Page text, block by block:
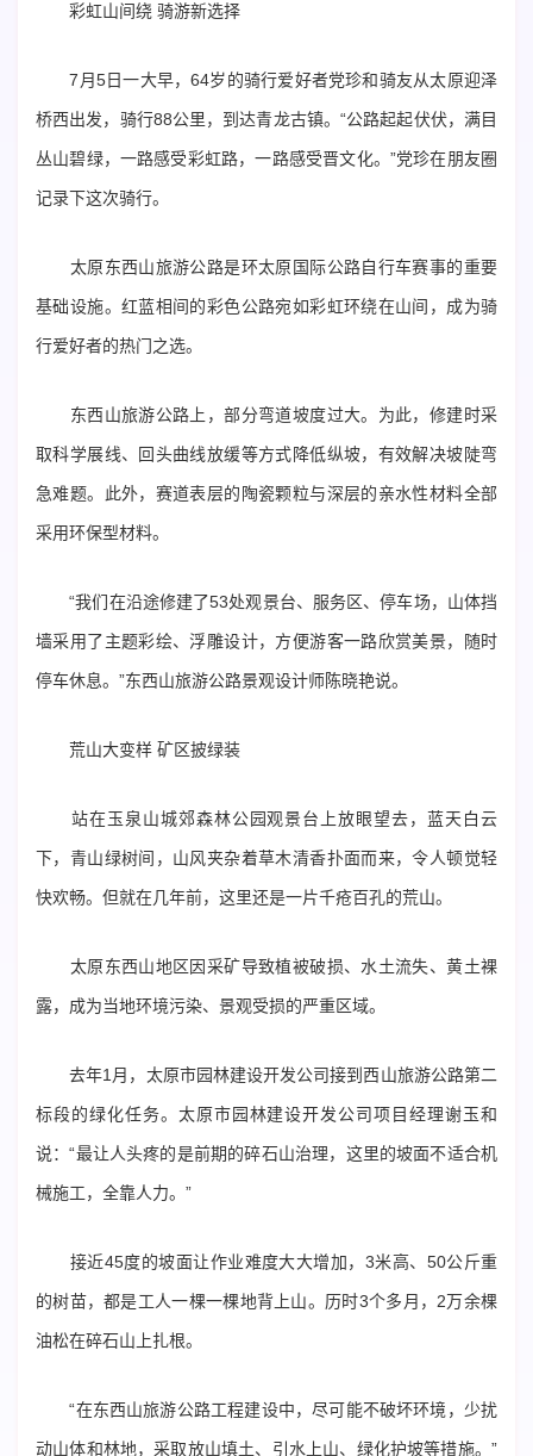
彩虹山间绕 骑游新选择
7月5日一大早，64岁的骑行爱好者党珍和骑友从太原迎泽
桥西出发，骑行88公里，到达青龙古镇。“公路起起伏伏，满目
丛山碧绿，一路感受彩虹路，一路感受晋文化。”党珍在朋友圈
记录下这次骑行。
太原东西山旅游公路是环太原国际公路自行车赛事的重要
基础设施。红蓝相间的彩色公路宛如彩虹环绕在山间，成为骑
行爱好者的热门之选。
东西山旅游公路上，部分弯道坡度过大。为此，修建时采
取科学展线、回头曲线放缓等方式降低纵坡，有效解决坡陡弯
急难题。此外，赛道表层的陶瓷颗粒与深层的亲水性材料全部
采用环保型材料。
“我们在沿途修建了53处观景台、服务区、停车场，山体挡
墙采用了主题彩绘、浮雕设计，方便游客一路欣赏美景，随时
停车休息。”东西山旅游公路景观设计师陈晓艳说。
荒山大变样 矿区披绿装
站在玉泉山城郊森林公园观景台上放眼望去，蓝天白云
下，青山绿树间，山风夹杂着草木清香扑面而来，令人顿觉轻
快欢畅。但就在几年前，这里还是一片千疮百孔的荒山。
太原东西山地区因采矿导致植被破损、水土流失、黄土裸
露，成为当地环境污染、景观受损的严重区域。
去年1月，太原市园林建设开发公司接到西山旅游公路第二
标段的绿化任务。太原市园林建设开发公司项目经理谢玉和
说：“最让人头疼的是前期的碎石山治理，这里的坡面不适合机
械施工，全靠人力。”
接近45度的坡面让作业难度大大增加，3米高、50公斤重
的树苗，都是工人一棵一棵地背上山。历时3个多月，2万余棵
油松在碎石山上扎根。
“在东西山旅游公路工程建设中，尽可能不破坏环境，少扰
动山体和林地，采取放山填土、引水上山、绿化护坡等措施。”